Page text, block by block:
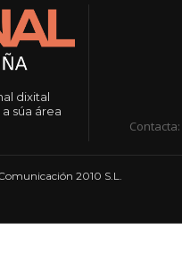
dixital
súa área
Contacta:
2010 S.L.